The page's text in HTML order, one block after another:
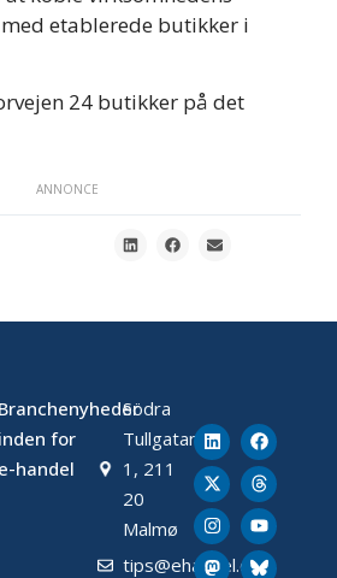
etablerede butikker i
24 butikker på det
ANNONCE
Branchenyheder
inden for
e-handel
Södra
Tullgatan
1, 211
20
Malmø
tips@ehandel.dk